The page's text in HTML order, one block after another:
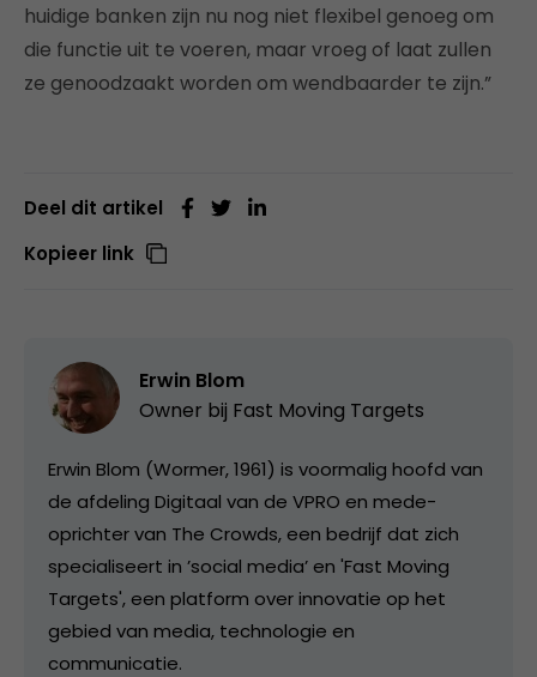
huidige banken zijn nu nog niet flexibel genoeg om
die functie uit te voeren, maar vroeg of laat zullen
ze genoodzaakt worden om wendbaarder te zijn.”
Deel dit artikel
Kopieer link
Erwin Blom
Owner bij Fast Moving Targets
Erwin Blom (Wormer, 1961) is voormalig hoofd van
de afdeling Digitaal van de VPRO en mede-
oprichter van The Crowds, een bedrijf dat zich
specialiseert in ’social media’ en 'Fast Moving
Targets', een platform over innovatie op het
gebied van media, technologie en
communicatie.